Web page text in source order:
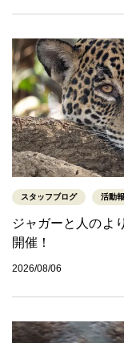
スタッフブログ 活動
ジャガーと人のよ
開催！
2026/08/06